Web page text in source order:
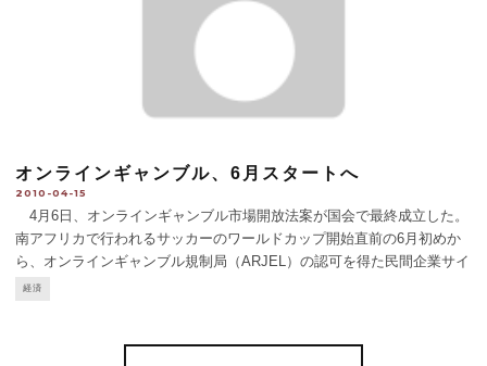
オンラインギャンブル、6月スタートへ
2010-04-15
4月6日、オンラインギャンブル市場開放法案が国会で最終成立した。
南アフリカで行われるサッカーのワールドカップ開始直前の6月初めか
ら、オンラインギャンブル規制局（ARJEL）の認可を得た民間企業サイ
トのスポーツ、競馬、ポーカーのオンラインギャンブルが可能になる予
経済